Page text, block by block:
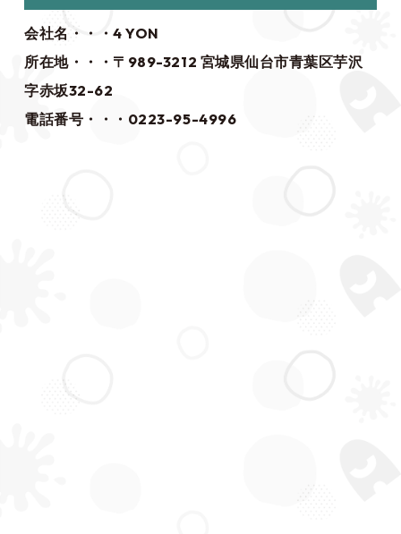
会社名・・・4 YON
所在地・・・〒989-3212 宮城県仙台市青葉区芋沢
字赤坂32-62
電話番号・・・0223-95-4996